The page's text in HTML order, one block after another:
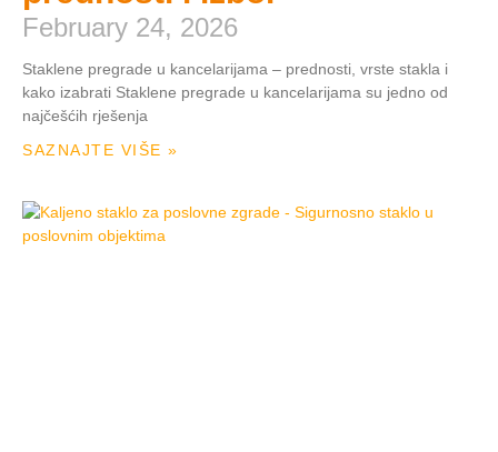
February 24, 2026
Staklene pregrade u kancelarijama – prednosti, vrste stakla i
kako izabrati Staklene pregrade u kancelarijama su jedno od
najčešćih rješenja
SAZNAJTE VIŠE »